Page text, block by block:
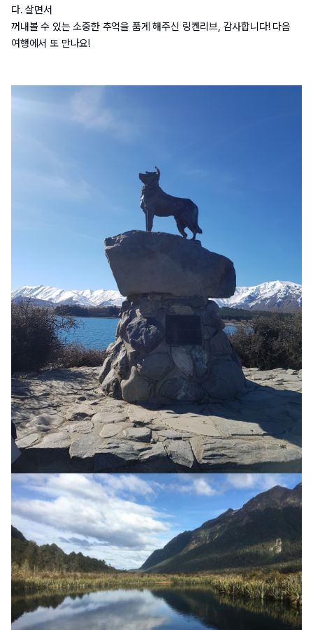
다. 살면서
꺼내볼 수 있는 소중한 추억을 품게 해주신 링켄리브, 감사합니다! 다음
여행에서 또 만나요!